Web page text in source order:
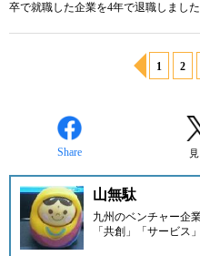
卒で就職した企業を4年で退職しまし
1 2
Share
山無駄
九州のベンチャー企
「共創」「サービス